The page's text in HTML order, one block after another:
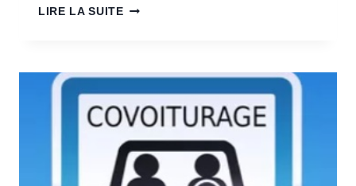
LIRE LA SUITE